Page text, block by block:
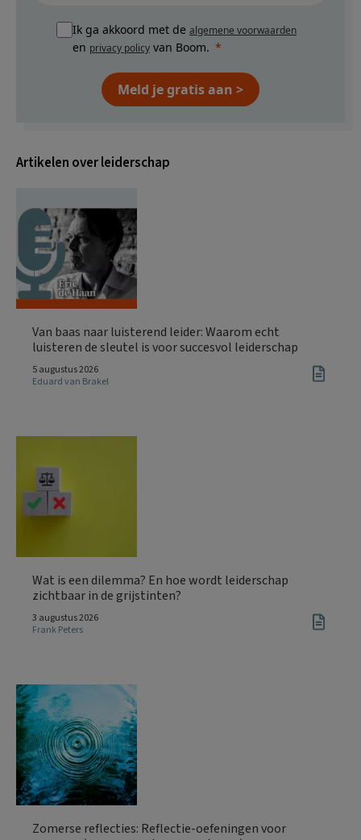
Ik ga akkoord met de algemene voorwaarden
en privacy policy van Boom.
Meld je gratis aan >
Artikelen over leiderschap
Van baas naar luisterend leider: Waarom echt
luisteren de sleutel is voor succesvol leiderschap
5 augustus 2026
Eduard van Brakel
Wat is een dilemma? En hoe wordt leiderschap
zichtbaar in de grijstinten?
3 augustus 2026
Frank Peters
Zomerse reflecties: Reflectie-oefeningen voor